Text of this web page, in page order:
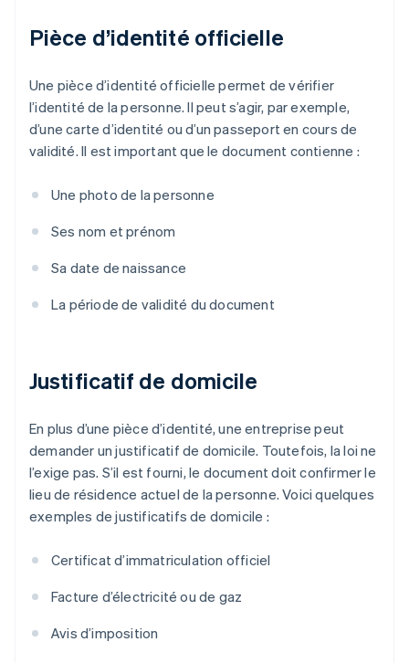
Pièce d’identité officielle
Une pièce d’identité officielle permet de vérifier
l’identité de la personne. Il peut s’agir, par exemple,
d’une carte d’identité ou d’un passeport en cours de
validité. Il est important que le document contienne :
Une photo de la personne
Ses nom et prénom
Sa date de naissance
La période de validité du document
Justificatif de domicile
En plus d’une pièce d’identité, une entreprise peut
demander un justificatif de domicile. Toutefois, la loi ne
l’exige pas. S’il est fourni, le document doit confirmer le
lieu de résidence actuel de la personne. Voici quelques
exemples de justificatifs de domicile :
Certificat d’immatriculation officiel
Facture d’électricité ou de gaz
Avis d’imposition